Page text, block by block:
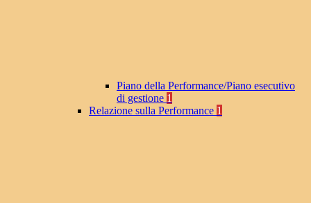
Piano della Performance/Piano esecutivo
di gestione 1
Relazione sulla Performance 1